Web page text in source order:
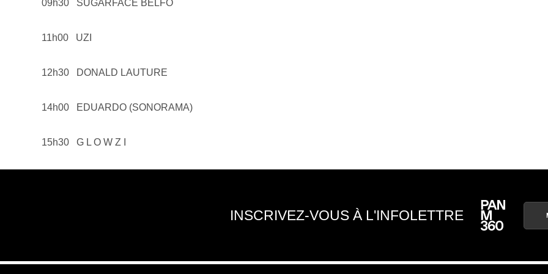
09h30 SUGARFACE BELFO
11h00 UZI
12h30 DONALD LAUTURE
14h00 EDUARDO (SONORAMA)
15h30 G L O W Z I
INSCRIVEZ-VOUS À L'INFOLETTRE